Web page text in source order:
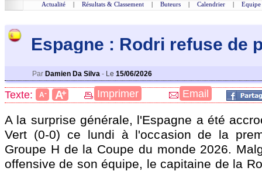
Actualité | Résultats & Classement | Buteurs | Calendrier | Equipe
Espagne : Rodri refuse de
Par Damien Da Silva - Le 15/06/2026
Texte: A- A+ Imprimer Email
A la surprise générale, l'Espagne a été
Vert (0-0) ce lundi à l'occasion de la
Groupe H de la Coupe du monde 2026.
offensive de son équipe, le capitaine de la